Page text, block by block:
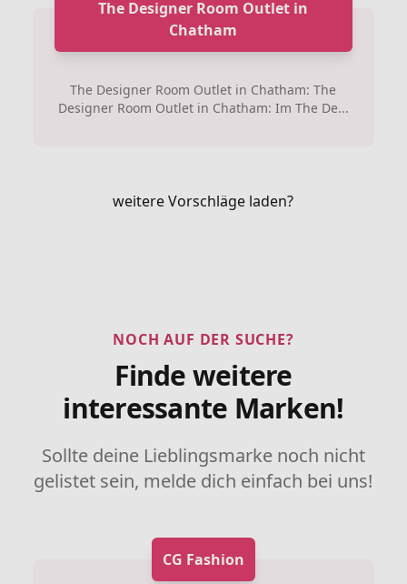
The Designer Room Outlet in
Chatham
The Designer Room Outlet in Chatham: The
Designer Room Outlet in Chatham: Im The De...
weitere Vorschläge laden?
NOCH AUF DER SUCHE?
Finde weitere
interessante Marken!
Sollte deine Lieblingsmarke noch nicht
gelistet sein, melde dich einfach bei uns!
CG Fashion